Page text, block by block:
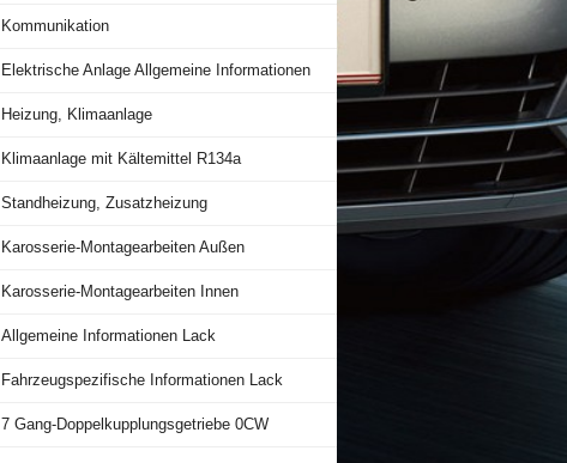
Kommunikation
Elektrische Anlage Allgemeine Informationen
Heizung, Klimaanlage
Klimaanlage mit Kältemittel R134a
Standheizung, Zusatzheizung
Karosserie-Montagearbeiten Außen
Karosserie-Montagearbeiten Innen
Allgemeine Informationen Lack
Fahrzeugspezifische Informationen Lack
7 Gang-Doppelkupplungsgetriebe 0CW